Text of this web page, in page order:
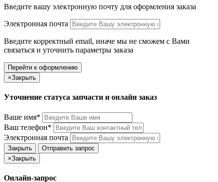
Введите вашу электронную почту для оформления заказа
Электронная почта
Введите корректный email, иначе мы не сможем с Вами
связаться и уточнить параметры заказа
Перейти к оформлению
×Закрыть
Уточнение статуса запчасти и онлайн заказ
Ваше имя*
Ваш телефон*
Электронная почта
Закрыть
Отправить запрос
×Закрыть
Онлайн-запрос